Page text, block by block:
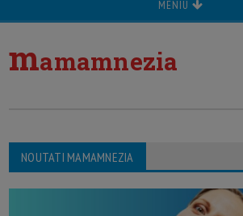
MENIU
mamamnezia
NOUTATI MAMAMNEZIA